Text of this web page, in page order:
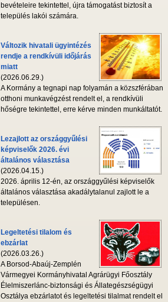
bevételeire tekintettel, újra támogatást biztosít a
település lakói számára.
Változik hivatali ügyintézés
rendje a rendkívüli időjárás
miatt
(2026.06.29.)
A Kormány a tegnapi nap folyamán a közszférában
otthoni munkavégzést rendelt el, a rendkívüli
hőségre tekintettel, erre kérve minden munkáltatót.
Lezajlott az országgyűlési
képviselők 2026. évi
általános választása
(2026.04.15.)
2026. április 12-én, az országgyűlési képviselők
általános választása akadálytalanul zajlott le a
településen.
Legeltetési tilalom és
ebzárlat
(2026.03.26.)
A Borsod-Abaúj-Zemplén
Vármegyei Kormányhivatal Agrárügyi Főosztály
Élelmiszerlánc-biztonsági és Állategészségügyi
Osztálya ebzárlatot és legeltetési tilalmat rendelt el